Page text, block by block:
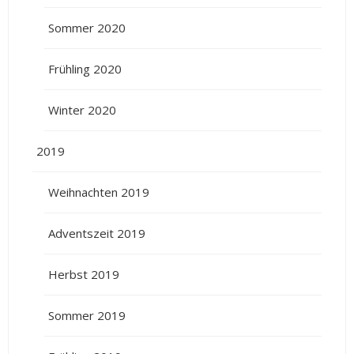
Sommer 2020
Frühling 2020
Winter 2020
2019
Weihnachten 2019
Adventszeit 2019
Herbst 2019
Sommer 2019